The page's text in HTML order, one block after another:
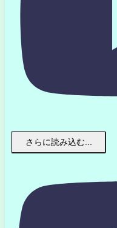
さらに読み込む...